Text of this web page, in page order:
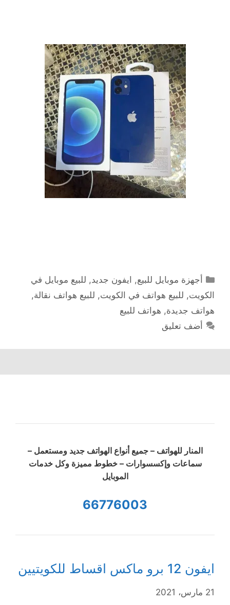
التصنيفات
أجهزة موبايل للبيع, ايفون جديد, للبيع موبايل في
الكويت, للبيع هواتف في الكويت, للبيع هواتف نقالة,
هواتف جديدة, هواتف للبيع
أضف تعليق
المنار للهواتف – جميع أنواع الهواتف جديد ومستعمل –
سماعات وإكسسوارات – خطوط مميزة وكل خدمات
الموبايل
66776003
ايفون 12 برو ماكس اقساط للكويتيين
21 مارس، 2021